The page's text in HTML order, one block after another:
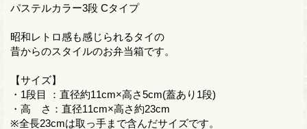
パステルカラー3段 Cタイプ
昭和レトロ感も感じられるタイの
昔からのスタイルのお弁当箱です。
【サイズ】
・1段目 ：直径約11cm×高さ5cm(蓋あり1段)
・高 さ：直径11cm×高さ約23cm
※全長23cmは取っ手まで含んだサイズです。